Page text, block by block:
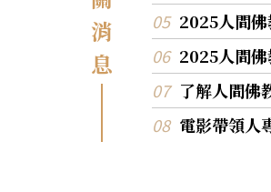
消
息
2025人間
2025人間
了解人間
電影帶領人